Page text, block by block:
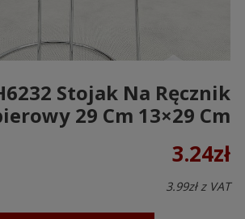
Stojak Na Ręcznik
29 Cm 13×29 Cm
3.24zł
3.99złz VAT